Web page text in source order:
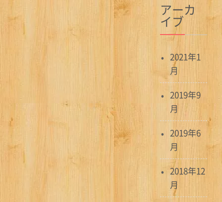
アーカ
イブ
2021年1
月
2019年9
月
2019年6
月
2018年12
月